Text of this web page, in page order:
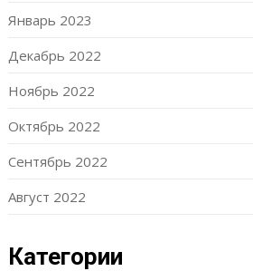
Январь 2023
Декабрь 2022
Ноябрь 2022
Октябрь 2022
Сентябрь 2022
Август 2022
Категории